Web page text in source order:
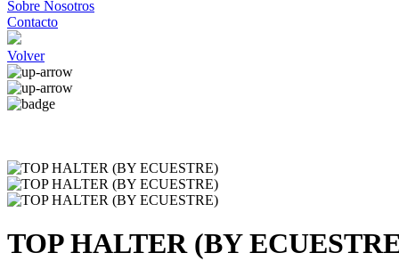
Sobre Nosotros
Contacto
Volver
TOP HALTER (BY